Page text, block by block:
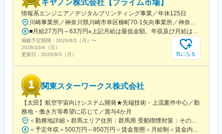
当社は電子設計、ソフトウェア開発を通し幅広い分野で活躍し、
日々技術の向上に努めています。
電子回路設計・ソフトウェア設計・販売等、幅広い分野で活動を
広げる当社は、常にお客様に喜ばれる商品提供を目指し、日々技
術の向上に努めています。
変更の範囲：会社の定める業務
キヤノン株式会社【プライム市場】
情報系エンジニア／デジタルプリンティング事業／年休125日
掲載予定期間： 2026/8/3（月） 〜
2026/10/4（日）
更新日： 2026/8/3（月） 気になる
関東スターワークス株式会社
【太田】航空宇宙向けシステム開発★先端技術・上流案件中心／勤
務地・働き方等希望に応じて／賞与4か月